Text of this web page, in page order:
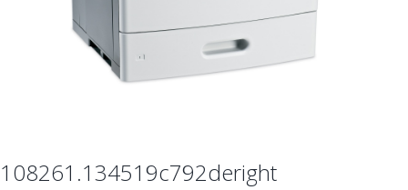
108261.134519c792deright